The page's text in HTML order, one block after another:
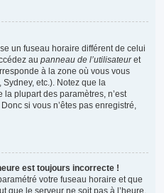
un fuseau horaire différent de celui
au panneau de l’utilisateuret
à la zone où vous vous
etc.). Notez que la
plupart des paramètres, n’est
si vous n’êtes pas enregistré,
est toujours incorrecte !
votre fuseau horaire et que
que le serveur ne soit pas à l’heure.